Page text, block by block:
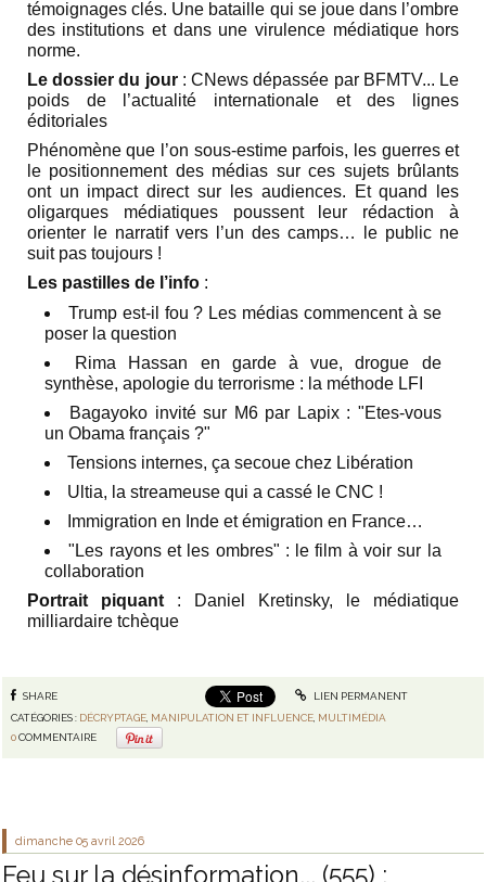
témoignages clés. Une bataille qui se joue dans l’ombre
des institutions et dans une virulence médiatique hors
norme.
Le dossier du jour: CNews dépassée par BFMTV... Le
poids de l’actualité internationale et des lignes
éditoriales
Phénomène que l’on sous-estime parfois, les guerres et
le positionnement des médias sur ces sujets brûlants
ont un impact direct sur les audiences. Et quand les
oligarques médiatiques poussent leur rédaction à
orienter le narratif vers l’un des camps… le public ne
suit pas toujours !
Les pastilles de l’info:
Trump est-il fou ? Les médias commencent à se
poser la question
Rima Hassan en garde à vue, drogue de
synthèse, apologie du terrorisme : la méthode LFI
Bagayoko invité sur M6 par Lapix : "Etes-vous
un Obama français ?"
Tensions internes, ça secoue chez Libération
Ultia, la streameuse qui a cassé le CNC !
Immigration en Inde et émigration en France…
"Les rayons et les ombres" : le film à voir sur la
collaboration
Portrait piquant: Daniel Kretinsky, le médiatique
milliardaire tchèque
SHARE
LIEN PERMANENT
CATÉGORIES : DÉCRYPTAGE MANIPULATION ET INFLUENCE MULTIMÉDIA
0COMMENTAIRE
dimanche 05 avril 2026
Feu sur la désinformation... (555) :